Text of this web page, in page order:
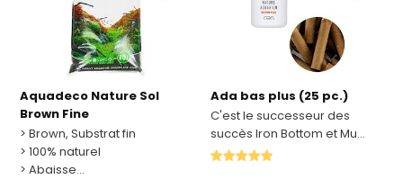
Aquadeco Nature Sol
Brown Fine
> Brown, Substrat fin
> 100% naturel
> Abaisse...
Ada bas plus (25 pc.)
C'est le successeur des
succès Iron Bottom et Mu...